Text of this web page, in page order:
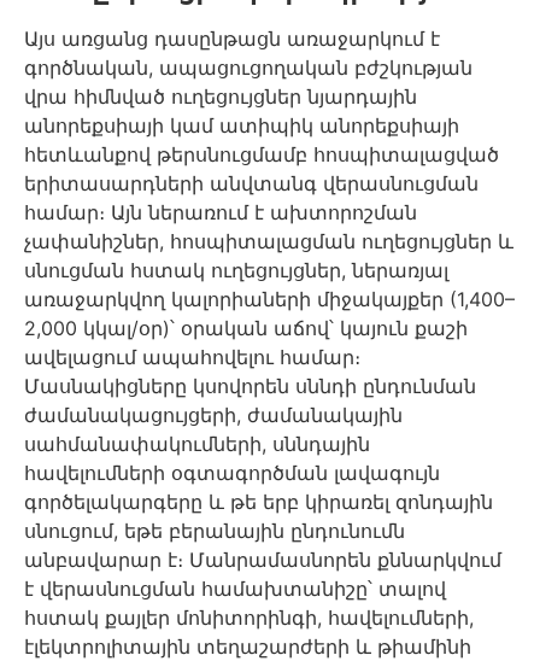
Այս առցանց դասընթացն առաջարկում է
գործնական, ապացուցողական բժշկության
վրա հիմնված ուղեցույցներ նյարդային
անորեքսիայի կամ ատիպիկ անորեքսիայի
հետևանքով թերսնուցմամբ հոսպիտալացված
երիտասարդների անվտանգ վերասնուցման
համար։ Այն ներառում է ախտորոշման
չափանիշներ, հոսպիտալացման ուղեցույցներ և
սնուցման հստակ ուղեցույցներ, ներառյալ
առաջարկվող կալորիաների միջակայքեր (1,400–
2,000 կկալ/օր)՝ օրական աճով՝ կայուն քաշի
ավելացում ապահովելու համար։
Մասնակիցները կսովորեն սննդի ընդունման
ժամանակացույցերի, ժամանակային
սահմանափակումների, սննդային
հավելումների օգտագործման լավագույն
գործելակարգերը և թե երբ կիրառել զոնդային
սնուցում, եթե բերանային ընդունումն
անբավարար է։ Մանրամասնորեն քննարկվում
է վերասնուցման համախտանիշը՝ տալով
հստակ քայլեր մոնիտորինգի, հավելումների,
էլեկտրոլիտային տեղաշարժերի և թիամինի